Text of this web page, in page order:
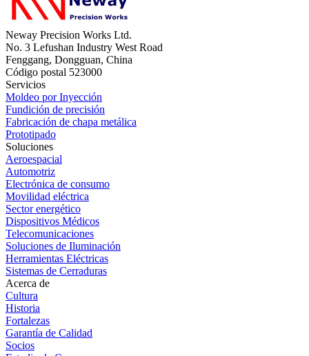
Neway Precision Works Ltd.
No. 3 Lefushan Industry West Road
Fenggang, Dongguan, China
Código postal 523000
Servicios
Moldeo por Inyección
Fundición de precisión
Fabricación de chapa metálica
Prototipado
Soluciones
Aeroespacial
Automotriz
Electrónica de consumo
Movilidad eléctrica
Sector energético
Dispositivos Médicos
Telecomunicaciones
Soluciones de Iluminación
Herramientas Eléctricas
Sistemas de Cerraduras
Acerca de
Cultura
Historia
Fortalezas
Garantía de Calidad
Socios